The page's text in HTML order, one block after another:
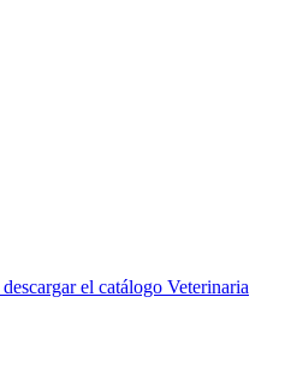
descargar el catálogo Veterinaria